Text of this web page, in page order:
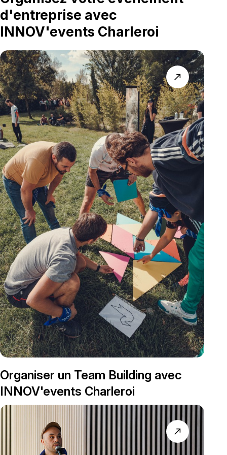
d'entreprise avec
INNOV'events Charleroi
Organiser un Team Building avec
INNOV'events Charleroi
north_east
north_east